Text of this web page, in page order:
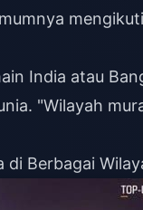
India atau
"Wilayah
di Berbagai